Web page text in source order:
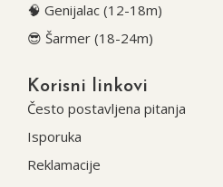
🧠 Genijalac (12-18m)
😎 Šarmer (18-24m)
Korisni linkovi
Često postavljena pitanja
Isporuka
Reklamacije